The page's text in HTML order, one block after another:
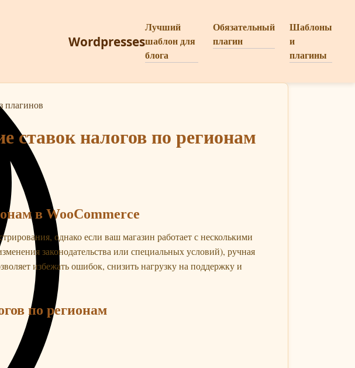
Wordpresses
Лучший
шаблон для
блога
Обязательный
плагин
Шаблоны
и
плагины
плагинов
ставок налогов по регионам
в WooCommerce
однако если ваш магазин работает с несколькими
законодательства или специальных условий), ручная
избежать ошибок, снизить нагрузку на поддержку и
по регионам